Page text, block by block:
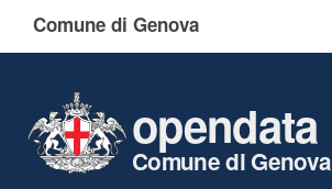
Comune di Genova
opendata
Comune di Genova